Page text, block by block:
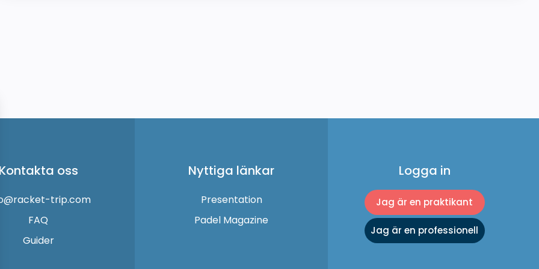
oss
trip.com
FAQ
Guider
Nyttiga länkar
Presentation
Padel Magazine
Logga in
Jag är en praktikant
Jag är en professionell